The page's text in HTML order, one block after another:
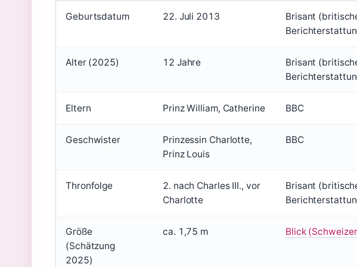
Geburtsdatum 22. Juli 2013
Brisant
Alter (2025) 12 Jahre
Brisant
Eltern Prinz William, Catherine BBC
Geschwister
Prinzessin Charlotte,
Prinz Louis
BBC
Thronfolge
2. nach Charles III., vor
Charlotte
Brisant
Größe
(Schätzung
2025)
ca. 1,75 m Blick